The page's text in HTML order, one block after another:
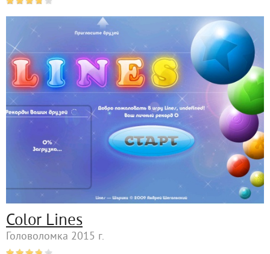
Color Lines
Головоломка 2015 г.